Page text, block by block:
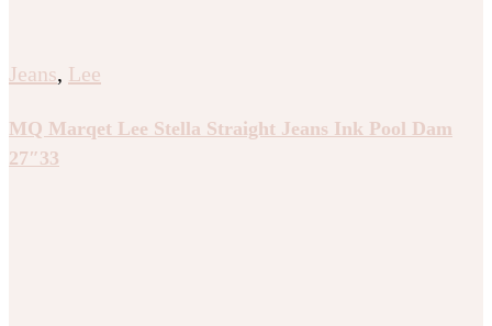
Jeans, Lee
MQ Marqet Lee Stella Straight Jeans Ink Pool Dam
27″33